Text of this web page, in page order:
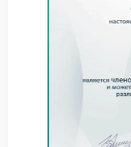
Что
Не стоит
компоненты